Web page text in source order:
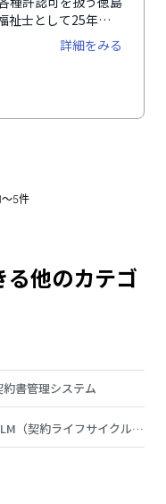
祉士として25年、
表が、介護・医療
。高齢者や障害のあ
用事業者が主な対
詳細をみる
〜5件
他のカテゴ
約書管理システム
（契約ライフサイクル管